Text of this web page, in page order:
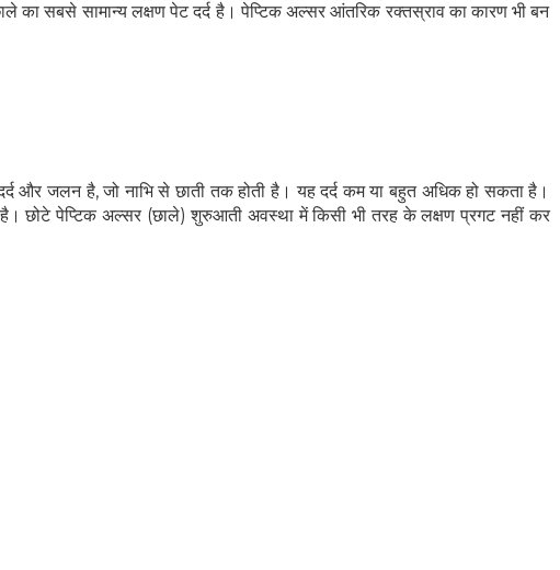
का सबसे सामान्य लक्षण पेट दर्द है। पेप्टिक अल्सर आंतरिक रक्तस्राव का कारण भी बन
जलन है, जो नाभि से छाती तक होती है। यह दर्द कम या बहुत अधिक हो सकता है।
छोटे पेप्टिक अल्सर (छाले) शुरुआती अवस्था में किसी भी तरह के लक्षण प्रगट नहीं कर